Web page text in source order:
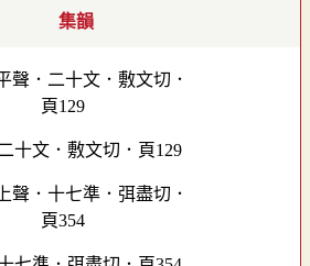
集韻
十文．敷文切．頁129